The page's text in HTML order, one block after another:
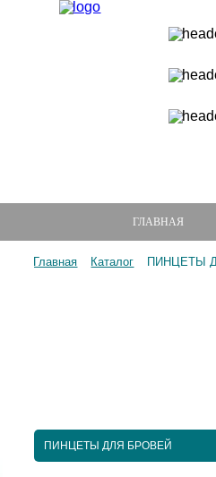
ГЛАВНАЯ
Главная Каталог ПИНЦЕТЫ
ПИНЦЕТЫ ДЛЯ БРОВЕЙ